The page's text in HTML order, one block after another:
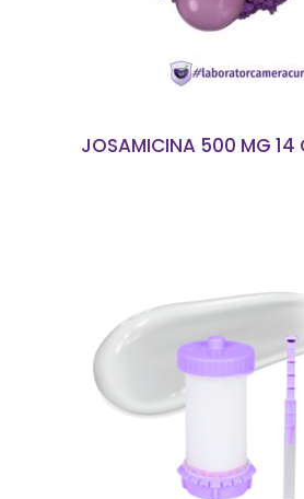
JOSAMICINA 500 MG 14
CITEȘTE MAI